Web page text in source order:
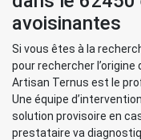
avoisinantes
Si vous êtes à la
pour rechercher
Artisan Ternus est le
Une équipe
solution provisoire en
prestataire va